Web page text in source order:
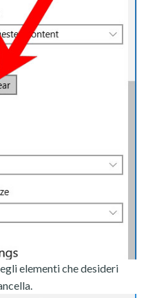
elementi che desideri